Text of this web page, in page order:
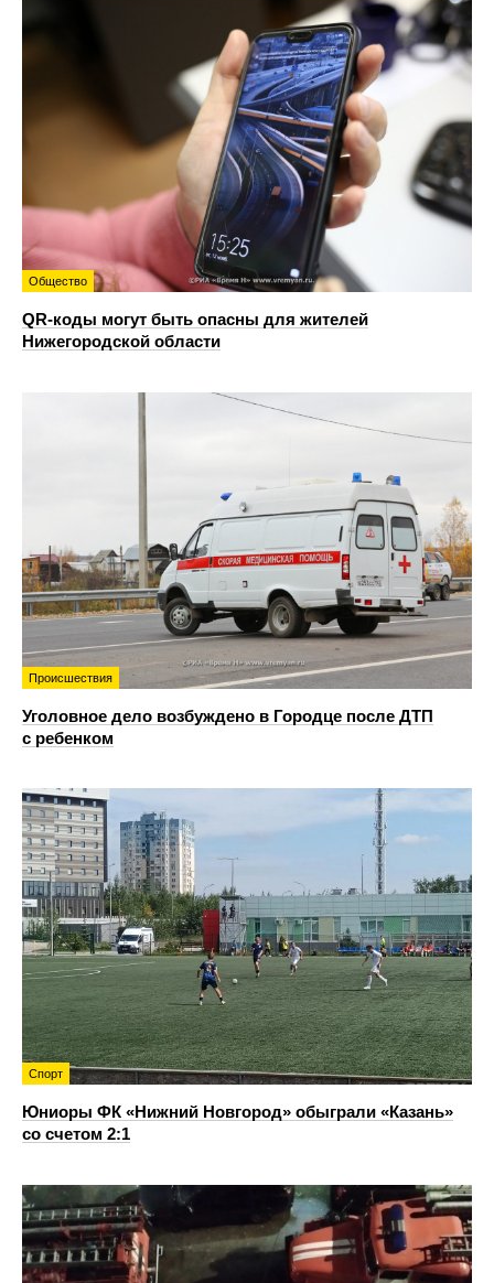
Общество
QR-коды могут быть опасны для жителей
Нижегородской области
Происшествия
Уголовное дело возбуждено в Городце после ДТП
с ребенком
Спорт
Юниоры ФК «Нижний Новгород» обыграли «Казань»
со счетом 2:1